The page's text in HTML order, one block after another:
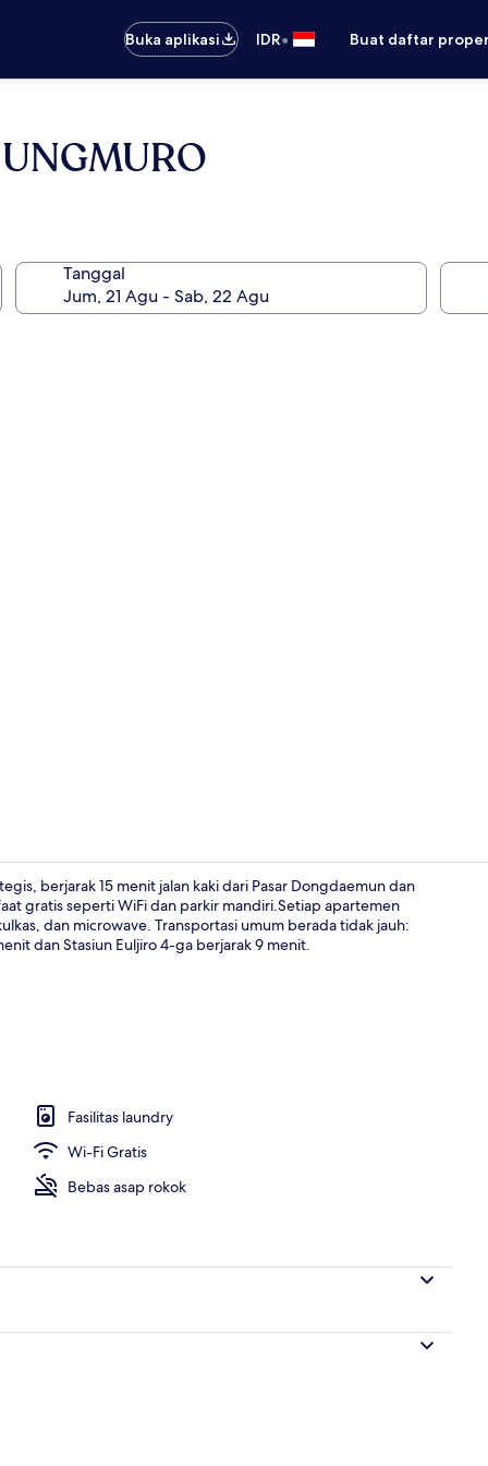
Buka aplikasi
IDR• Buat daftar
Tanggal
Kamar
berjarak 15 menit jalan kaki dari Pasar Dongdaemun dan
gratis seperti WiFi dan parkir mandiri.Setiap apartemen
dan microwave. Transportasi umum berada tidak jauh:
dan Stasiun Euljiro 4-ga berjarak 9 menit.
Fasilitas laundry
Wi-Fi Gratis
Bebas asap rokok